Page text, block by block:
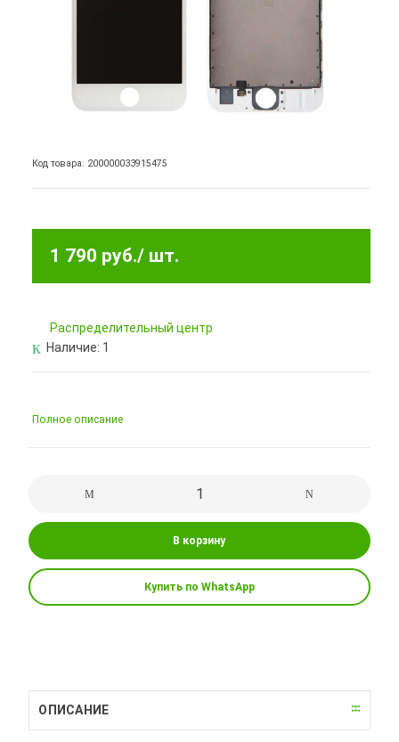
Код товара: 200000033915475
1 790 руб./ шт.
Pаспределительный центр
Наличие: 1
Полное описание
В корзину
Купить по WhatsApp
ОПИСАНИЕ